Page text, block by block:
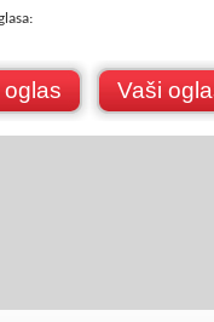
oglas Vaši